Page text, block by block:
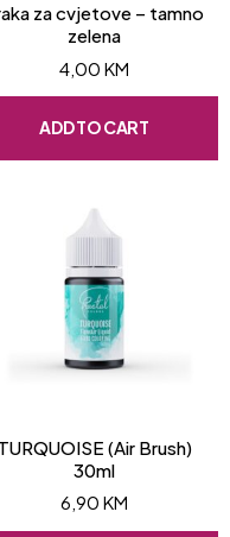
za cvjetove – tamno
zelena
4,00 KM
ADD TO CART
TURQUOISE (Air Brush)
30ml
6,90 KM